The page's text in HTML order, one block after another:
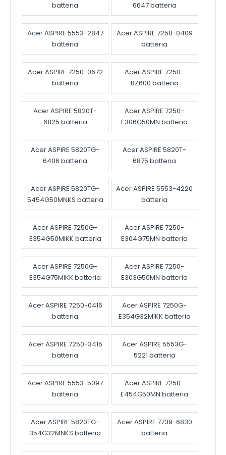
batteria
6647 batteria
Acer ASPIRE 5553-2847
batteria
Acer ASPIRE 7250-0409
batteria
Acer ASPIRE 7250-0672
batteria
Acer ASPIRE 7250-
BZ600 batteria
Acer ASPIRE 5820T-
6825 batteria
Acer ASPIRE 7250-
E306G50MN batteria
Acer ASPIRE 5820TG-
6406 batteria
Acer ASPIRE 5820T-
6875 batteria
Acer ASPIRE 5820TG-
5454G50MNKS batteria
Acer ASPIRE 5553-4220
batteria
Acer ASPIRE 7250G-
E354G50MIKK batteria
Acer ASPIRE 7250-
E304G75MN batteria
Acer ASPIRE 7250G-
E354G75MIKK batteria
Acer ASPIRE 7250-
E303G50MN batteria
Acer ASPIRE 7250-0416
batteria
Acer ASPIRE 7250G-
E354G32MIKK batteria
Acer ASPIRE 7250-3415
batteria
Acer ASPIRE 5553G-
5221 batteria
Acer ASPIRE 5553-5097
batteria
Acer ASPIRE 7250-
E454G50MN batteria
Acer ASPIRE 5820TG-
354G32MNKS batteria
Acer ASPIRE 7739-6830
batteria